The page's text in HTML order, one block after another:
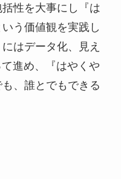
性を大事にし『は
う価値観を実践し
はデータ化、見え
進め、『はやくや
、誰とでもできる